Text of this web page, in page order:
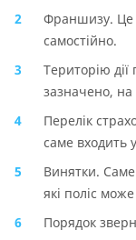
Франшизу. Це
самостійно.
Територію дії
зазначено,
Перелік
саме входить
Винятки.
які поліс
Порядок